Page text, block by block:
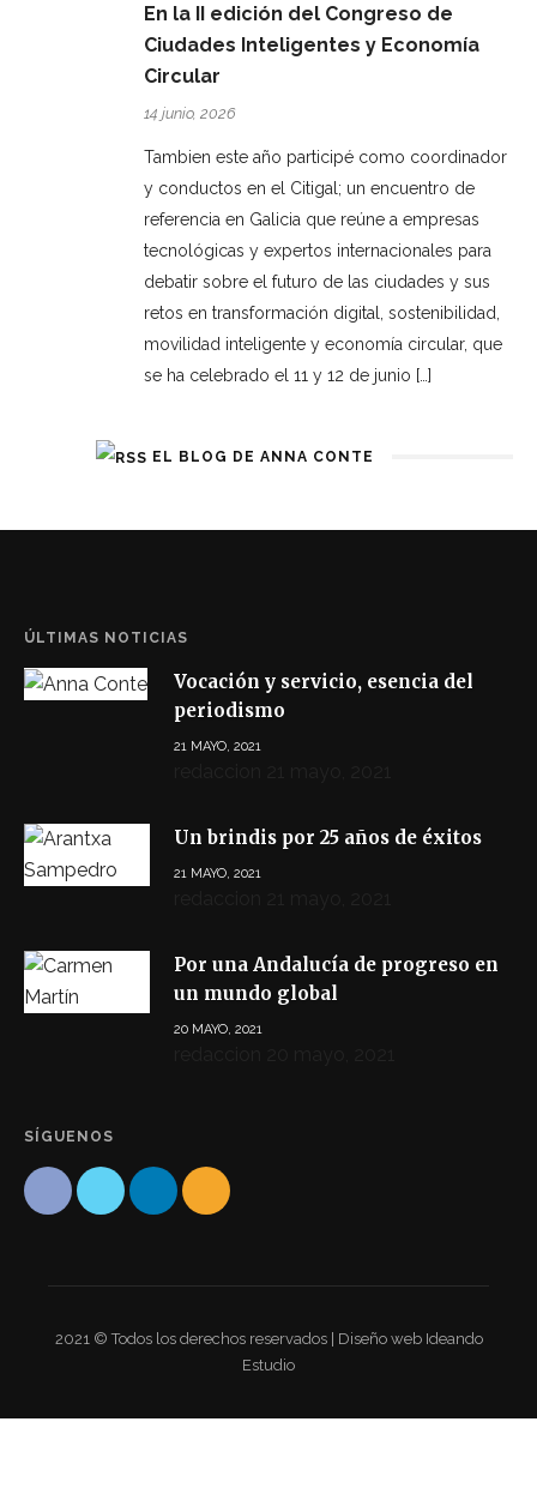
En la II edición del Congreso de
Ciudades Inteligentes y Economía
Circular
14 junio, 2026
Tambien este año participé como coordinador
y conductos en el Citigal; un encuentro de
referencia en Galicia que reúne a empresas
tecnológicas y expertos internacionales para
debatir sobre el futuro de las ciudades y sus
retos en transformación digital, sostenibilidad,
movilidad inteligente y economía circular, que
se ha celebrado el 11 y 12 de junio […]
EL BLOG DE ANNA CONTE
ÚLTIMAS NOTICIAS
Vocación y servicio, esencia del
periodismo
21 MAYO, 2021
Un brindis por 25 años de éxitos
21 MAYO, 2021
Por una Andalucía de progreso en
un mundo global
20 MAYO, 2021
SÍGUENOS
2021 © Todos los derechos reservados | Diseño web Ideando
Estudio